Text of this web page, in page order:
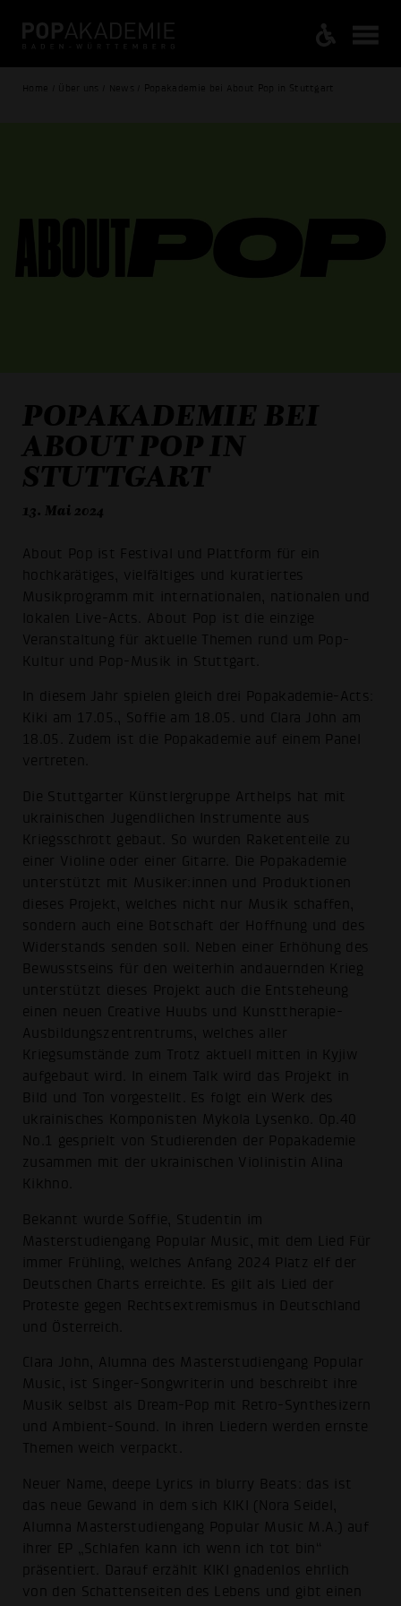
Home / Über uns / News / Popakademie bei About Pop in Stuttgart
POPAKADEMIE BEI
ABOUT POP IN
STUTTGART
13. Mai 2024
About Pop ist Festival und Plattform für ein
hochkarätiges, vielfältiges und kuratiertes
Musikprogramm mit internationalen, nationalen und
lokalen Live-Acts. About Pop ist die einzige
Veranstaltung für aktuelle Themen rund um Pop-
Kultur und Pop-Musik in Stuttgart.
In diesem Jahr spielen gleich drei Popakademie-Acts:
Kiki am 17.05., Soffie am 18.05. und Clara John am
18.05. Zudem ist die Popakademie auf einem Panel
vertreten.
Die Stuttgarter Künstlergruppe Arthelps hat mit
ukrainischen Jugendlichen Instrumente aus
Kriegsschrott gebaut. So wurden Raketenteile zu
einer Violine oder einer Gitarre. Die Popakademie
unterstützt mit Musiker:innen und Produktionen
dieses Projekt, welches nicht nur Musik schaffen,
sondern auch eine Botschaft der Hoffnung und des
Widerstands senden soll. Neben einer Erhöhung des
Bewusstseins für den weiterhin andauernden Krieg
unterstützt dieses Projekt auch die Entsteheung
einen neuen Creative Huubs und Kunsttherapie-
Ausbildungszentrentrums, welches aller
Kriegsumstände zum Trotz aktuell mitten in Kyjiw
aufgebaut wird. In einem Talk wird das Projekt in
Bild und Ton vorgestellt. Es folgt ein Werk des
ukrainisches Komponisten Mykola Lysenko. Op.40
No.1 gesprielt von Studierenden der Popakademie
zusammen mit der ukrainischen Violinistin Alina
Kikhno.
Bekannt wurde Soffie, Studentin im
Masterstudiengang Popular Music, mit dem Lied Für
immer Frühling, welches Anfang 2024 Platz elf der
Deutschen Charts erreichte. Es gilt als Lied der
Proteste gegen Rechtsextremismus in Deutschland
und Österreich.
Clara John, Alumna des Masterstudiengang Popular
Music, ist Singer-Songwriterin und beschreibt ihre
Musik selbst als Dream-Pop mit Retro-Synthesizern
und Ambient-Sound. In ihren Liedern werden ernste
Themen weich verpackt.
Neuer Name, deepe Lyrics in blurry Beats: das ist
das neue Gewand in dem sich KIKI (Nora Seidel,
Alumna Masterstudiengang Popular Music M.A.) auf
ihrer EP „Schlafen kann ich wenn ich tot bin“
präsentiert. Darauf erzählt KIKI gnadenlos ehrlich
von den Schattenseiten des Lebens und gibt einen